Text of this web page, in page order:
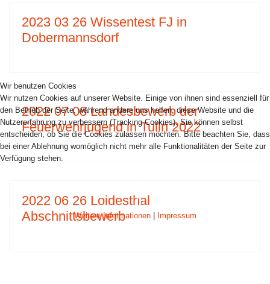
2023 03 26 Wissentest FJ in
Dobermannsdorf
2022 07 08 Landesbewerb der
Feuerwehrjugend in Tulln 2022
2022 06 26 Loidesthal
Abschnittsbewerb
Wir benutzen Cookies
Wir nutzen Cookies auf unserer Website. Einige von ihnen sind essenziell für
den Betrieb der Seite, während andere uns helfen, diese Website und die
Nutzererfahrung zu verbessern (Tracking Cookies). Sie können selbst
entscheiden, ob Sie die Cookies zulassen möchten. Bitte beachten Sie, dass
bei einer Ablehnung womöglich nicht mehr alle Funktionalitäten der Seite zur
Verfügung stehen.
Weitere Informationen| Impressum